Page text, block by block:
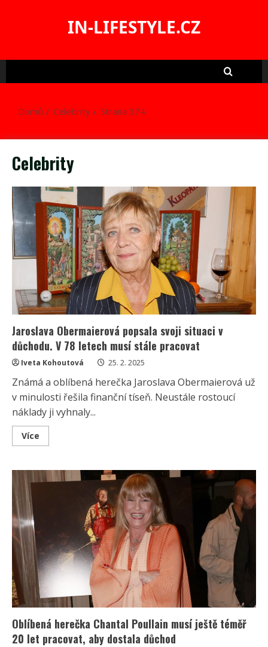
IN-LIFESTYLE.CZ
Domů Celebrity Strana 374
Celebrity
Jaroslava Obermaierová popsala svoji situaci v
důchodu. V 78 letech musí stále pracovat
Iveta Kohoutová 25. 2. 2025
Známá a oblíbená herečka Jaroslava Obermaierová už
v minulosti řešila finanční tíseň. Neustále rostoucí
náklady ji vyhnaly...
Více
more
Obermaierová
popsala
svoji
letech
musí
stále
pracovat
Oblíbená herečka Chantal Poullain musí ještě téměř
20 let pracovat, aby dostala důchod